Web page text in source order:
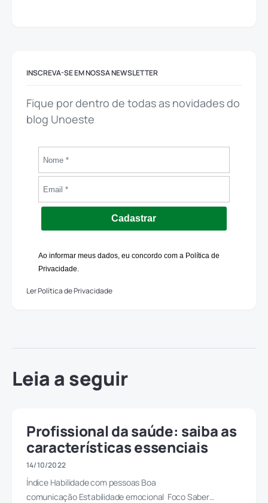
INSCREVA-SE EM NOSSA NEWSLETTER
Fique por dentro de todas as novidades do
blog Unoeste
Cadastrar
Ao informar meus dados, eu concordo com a Política de
Privacidade.
Ler Política de Privacidade
Leia a seguir
Profissional da saúde: saiba as
características essenciais
14/10/2022
Índice Habilidade com pessoas Boa
comunicação Estabilidade emocional Foco Saber…